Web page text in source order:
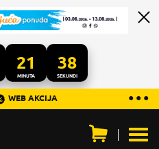
21
MINUTA
38
SEKUNDI
...
● ● ●
WEB AKCIJA